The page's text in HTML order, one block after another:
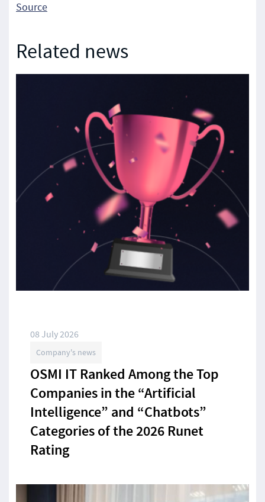
Source
Related news
08 July 2026
Company's news
OSMI IT Ranked Among the Top
Companies in the “Artificial
Intelligence” and “Chatbots”
Categories of the 2026 Runet
Rating